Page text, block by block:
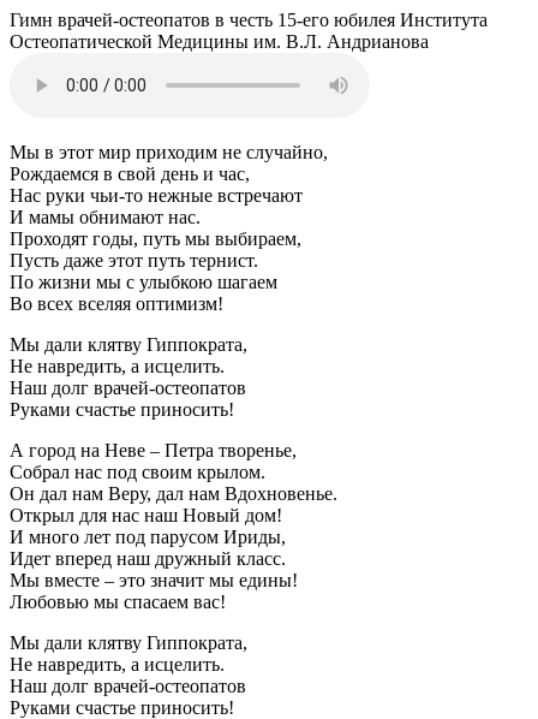
Гимн врачей-остеопатов в честь 15-его юбилея Института
Остеопатической Медицины им. В.Л. Андрианова
Мы в этот мир приходим не случайно,
Рождаемся в свой день и час,
Нас руки чьи-то нежные встречают
И мамы обнимают нас.
Проходят годы, путь мы выбираем,
Пусть даже этот путь тернист.
По жизни мы с улыбкою шагаем
Во всех вселяя оптимизм!
Мы дали клятву Гиппократа,
Не навредить, а исцелить.
Наш долг врачей-остеопатов
Руками счастье приносить!
А город на Неве – Петра творенье,
Собрал нас под своим крылом.
Он дал нам Веру, дал нам Вдохновенье.
Открыл для нас наш Новый дом!
И много лет под парусом Ириды,
Идет вперед наш дружный класс.
Мы вместе – это значит мы едины!
Любовью мы спасаем вас!
Мы дали клятву Гиппократа,
Не навредить, а исцелить.
Наш долг врачей-остеопатов
Руками счастье приносить!